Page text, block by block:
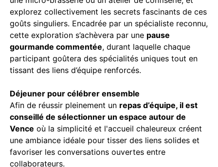
explorez collectivement les secrets fascinants de ces
goûts singuliers. Encadrée par un spécialiste reconnu,
cette exploration s’achèvera par une pause
gourmande commentée, durant laquelle chaque
participant goûtera des spécialités uniques tout en
tissant des liens d’équipe renforcés.
Déjeuner pour célébrer ensemble
Afin de réussir pleinement un repas d’équipe, il est
conseillé de sélectionner un espace autour de
Vence où la simplicité et l'accueil chaleureux créent
une ambiance idéale pour tisser des liens solides et
favoriser les conversations ouvertes entre
collaborateurs.